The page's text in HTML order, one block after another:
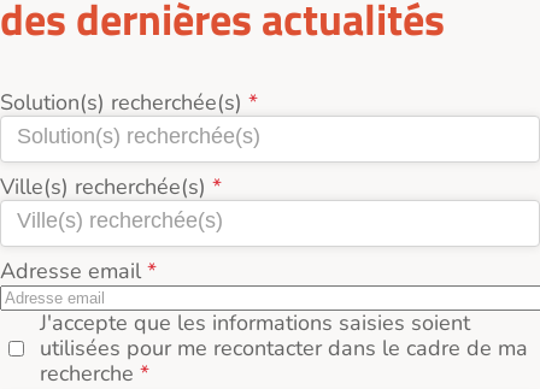
des dernières actualités
Solution(s) recherchée(s)
Ville(s) recherchée(s)
Adresse email
J'accepte que les informations saisies soient
utilisées pour me recontacter dans le cadre de ma
recherche